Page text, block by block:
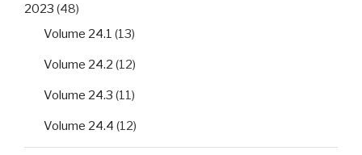
2023 (48)
Volume 24.1 (13)
Volume 24.2 (12)
Volume 24.3 (11)
Volume 24.4 (12)